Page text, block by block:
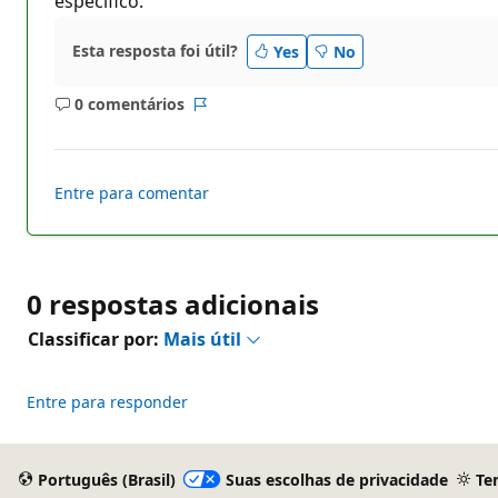
Esta resposta foi útil? Yes No
0 comentários
Sem
Entre para comentar
0 respostas adicionais
Classificar por: Mais útil
Entre para responder
Português (Brasil) Suas escolhas de privacidade